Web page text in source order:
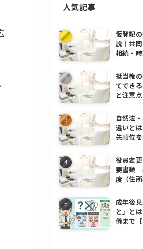
事
（カ
テ
ゴ
リ
ー
別）
人気記事
仮登記
説｜共
相続・
抵当権
てでき
と注意
自然法
違いと
先順位
役員変
要書類
度（住
成年後
と」と
儀まで